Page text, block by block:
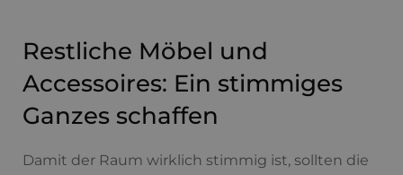
Restliche Möbel und
Accessoires: Ein stimmiges
Ganzes schaffen
Damit der Raum wirklich stimmig ist, sollten die